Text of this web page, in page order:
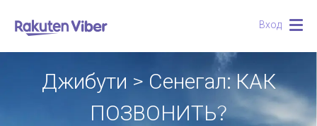
Вход
Джибути > Сенегал: КАК
ПОЗВОНИТЬ?